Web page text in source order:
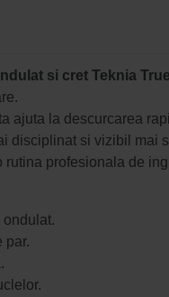
si cret Teknia
ajuta la descurcarea
disciplinat si vizibil mai
rutina profesionala de
ondulat.
par.